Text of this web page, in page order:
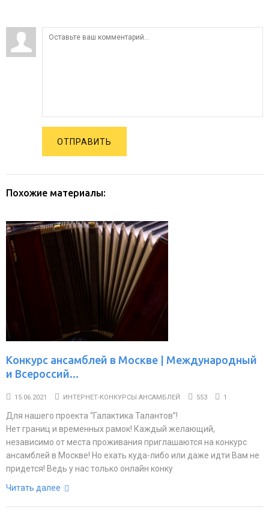
ОТПРАВИТЬ
Похожие материалы:
Конкурс ансамблей в Москве | Международный
и Всероссий...
15.06.2021 ИНТЕРНЕТ-КОНКУРСЫ АНСАМБЛЕЙ 553 1
Для нашего проекта “Галактика Талантов”!
Нет границ и временных рамок! Каждый желающий,
независимо от места проживания приглашаются на конкурс
ансамблей в Москве! Но ехать куда-либо или даже идти Вам не
придется! Ведь у нас только онлайн конку
Читать далее